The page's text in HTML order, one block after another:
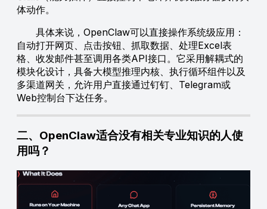
体动作。
具体来说，OpenClaw可以直接操作系统级应用：
自动打开网页、点击按钮、抓取数据、处理Excel表
格、收发邮件甚至调用各类API接口。它采用解耦式的
模块化设计，具备大模型推理内核、执行循环组件以及
多渠道网关，允许用户直接通过钉钉、Telegram或
Web控制台下达任务。
二、OpenClaw适合没有相关专业知识的人使
用吗？